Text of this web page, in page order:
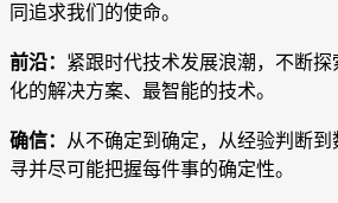
同追求我们的使命。
前沿： 紧跟时代技术发展浪潮，不断
化的解决方案、最智能的技术。
确信：
从不确定到确定，从经验判断
寻并尽可能把握每件事的确定性。